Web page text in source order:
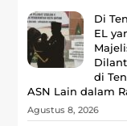
Di
EL
di
ASN Lain dalam
Agustus 8, 2026